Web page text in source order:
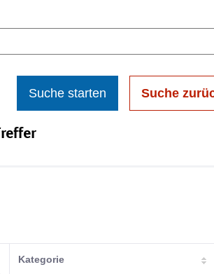
Suche starten Suche
Kategorie